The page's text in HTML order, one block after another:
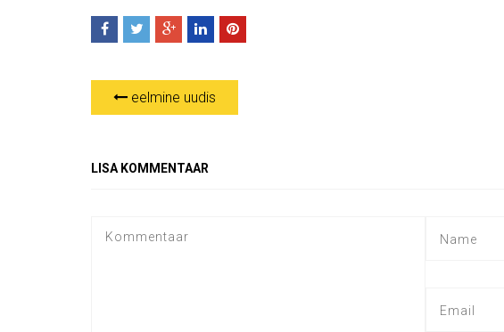
eelmine uudis
LISA KOMMENTAAR